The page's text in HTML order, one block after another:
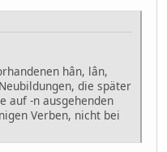
hân, lân,
die später
auf -n ausgehenden
Verben, nicht bei